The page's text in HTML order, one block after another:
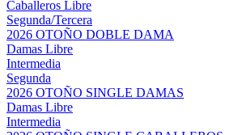
Caballeros Libre
Segunda/Tercera
2026 OTOÑO DOBLE DAMA
Damas Libre
Intermedia
Segunda
2026 OTOÑO SINGLE DAMAS
Damas Libre
Intermedia